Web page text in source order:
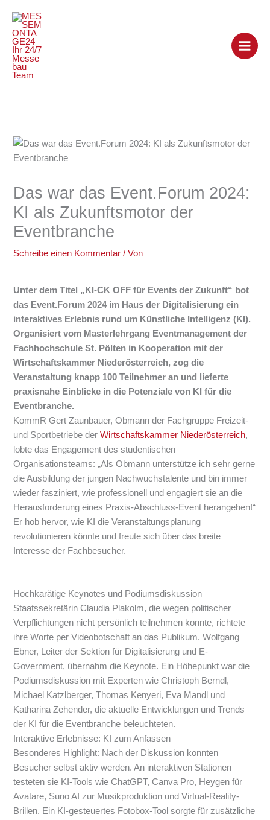
Inhalt
springen
Das war das Event.Forum 2024:
KI als Zukunftsmotor der
Eventbranche
Schreibe einen Kommentar / Von
Unter dem Titel „KI-CK OFF für Events der Zukunft“ bot
das Event.Forum 2024 im Haus der Digitalisierung ein
interaktives Erlebnis rund um Künstliche Intelligenz (KI).
Organisiert vom Masterlehrgang Eventmanagement der
Fachhochschule St. Pölten in Kooperation mit der
Wirtschaftskammer Niederösterreich, zog die
Veranstaltung knapp 100 Teilnehmer an und lieferte
praxisnahe Einblicke in die Potenziale von KI für die
Eventbranche.
KommR Gert Zaunbauer, Obmann der Fachgruppe Freizeit-
und Sportbetriebe derWirtschaftskammer Niederösterreich,
lobte das Engagement des studentischen
Organisationsteams: „Als Obmann unterstütze ich sehr gerne
die Ausbildung der jungen Nachwuchstalente und bin immer
wieder fasziniert, wie professionell und engagiert sie an die
Herausforderung eines Praxis-Abschluss-Event herangehen!“
Er hob hervor, wie KI die Veranstaltungsplanung
revolutionieren könnte und freute sich über das breite
Interesse der Fachbesucher.
Hochkarätige Keynotes und Podiumsdiskussion
Staatssekretärin Claudia Plakolm, die wegen politischer
Verpflichtungen nicht persönlich teilnehmen konnte, richtete
ihre Worte per Videobotschaft an das Publikum. Wolfgang
Ebner, Leiter der Sektion für Digitalisierung und E-
Government, übernahm die Keynote. Ein Höhepunkt war die
Podiumsdiskussion mit Experten wie Christoph Berndl,
Michael Katzlberger, Thomas Kenyeri, Eva Mandl und
Katharina Zehender, die aktuelle Entwicklungen und Trends
der KI für die Eventbranche beleuchteten.
Interaktive Erlebnisse: KI zum Anfassen
Besonderes Highlight: Nach der Diskussion konnten
Besucher selbst aktiv werden. An interaktiven Stationen
testeten sie KI-Tools wie ChatGPT, Canva Pro, Heygen für
Avatare, Suno AI zur Musikproduktion und Virtual-Reality-
Brillen. Ein KI-gesteuertes Fotobox-Tool sorgte für zusätzliche